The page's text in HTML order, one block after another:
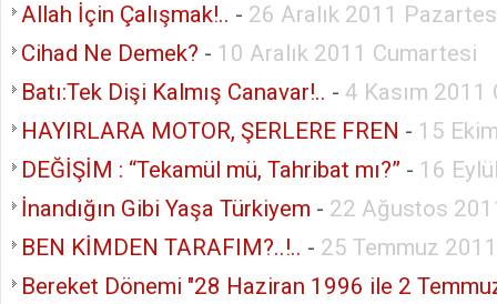
Allah İçin Çalışmak!.. - 26 Aralık 2011
Cihad Ne Demek? - 10 Aralık 2011 Cumartesi
Batı:Tek Dişi Kalmış Canavar!.. - 4 Kasım 2011
HAYIRLARA MOTOR, ŞERLERE FREN - 15
DEĞİŞİM : “Tekamül mü, Tahribat mı?” - 16
İnandığın Gibi Yaşa Türkiyem - 22 Ağustos
BEN KİMDEN TARAFIM?..!.. - 25 Temmuz
Bereket Dönemi "28 Haziran 1996 ile 2